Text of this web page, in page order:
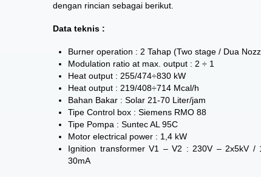
dengan rincian sebagai berikut.
Data teknis :
Burner operation : 2 Tahap (Two stage / Dua
Modulation ratio at max. output : 2 ÷ 1
Heat output : 255/474÷830 kW
Heat output : 219/408÷714 Mcal/h
Bahan Bakar : Solar 21-70 Liter/jam
Tipe Control box : Siemens RMO 88
Tipe Pompa : Suntec AL 95C
Motor electrical power : 1,4 kW
Ignition transformer V1 – V2 : 230V – 2x5kV /
30mA